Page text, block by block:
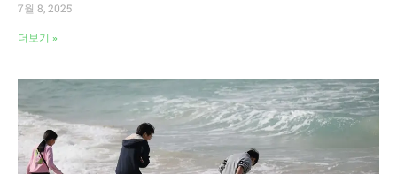
7월 8, 2025
더보기 »